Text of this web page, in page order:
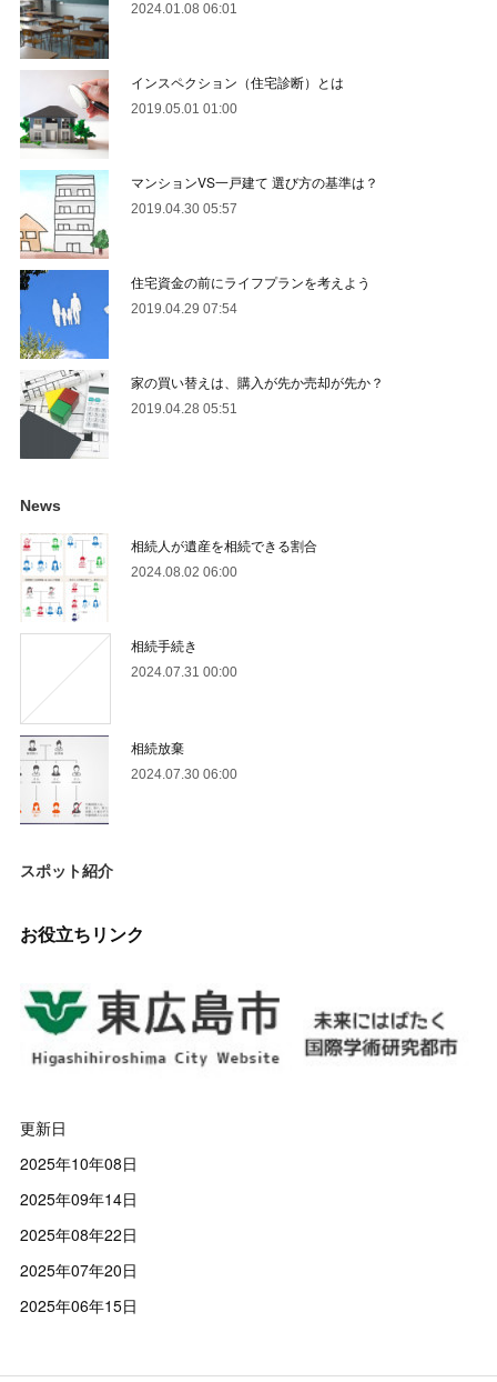
2024.01.08 06:01
インスペクション（住宅診断）とは
2019.05.01 01:00
マンションVS一戸建て 選び方の基準は？
2019.04.30 05:57
住宅資金の前にライフプランを考えよう
2019.04.29 07:54
家の買い替えは、購入が先か売却が先か？
2019.04.28 05:51
News
相続人が遺産を相続できる割合
2024.08.02 06:00
相続手続き
2024.07.31 00:00
相続放棄
2024.07.30 06:00
スポット紹介
お役立ちリンク
更新日
2025年10年08日
2025年09年14日
2025年08年22日
2025年07年20日
2025年06年15日